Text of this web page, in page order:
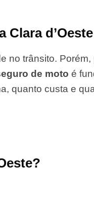
d’Oeste
no trânsito. Porém,
de moto é
quanto custa e